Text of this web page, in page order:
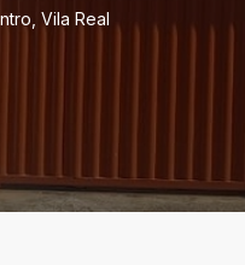
Vila Real